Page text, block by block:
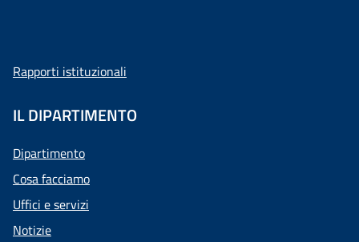
Rapporti istituzionali
IL DIPARTIMENTO
Dipartimento
Cosa facciamo
Uffici e servizi
Notizie